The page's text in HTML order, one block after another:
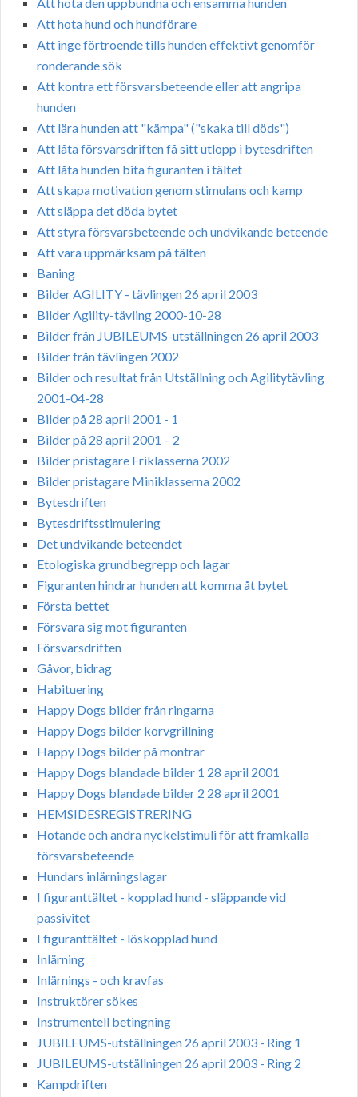
Att hota hund och hundförare
Att inge förtroende tills hunden effektivt genomför
ronderande sök
Att kontra ett försvarsbeteende eller att angripa
hunden
Att lära hunden att "kämpa" ("skaka till döds")
Att låta försvarsdriften få sitt utlopp i bytesdriften
Att låta hunden bita figuranten i tältet
Att skapa motivation genom stimulans och kamp
Att släppa det döda bytet
Att styra försvarsbeteende och undvikande beteende
Att vara uppmärksam på tälten
Baning
Bilder AGILITY - tävlingen 26 april 2003
Bilder Agility-tävling 2000-10-28
Bilder från JUBILEUMS-utställningen 26 april 2003
Bilder från tävlingen 2002
Bilder och resultat från Utställning och Agilitytävling
2001-04-28
Bilder på 28 april 2001 - 1
Bilder på 28 april 2001 – 2
Bilder pristagare Friklasserna 2002
Bilder pristagare Miniklasserna 2002
Bytesdriften
Bytesdriftsstimulering
Det undvikande beteendet
Etologiska grundbegrepp och lagar
Figuranten hindrar hunden att komma åt bytet
Första bettet
Försvara sig mot figuranten
Försvarsdriften
Gåvor, bidrag
Habituering
Happy Dogs bilder från ringarna
Happy Dogs bilder korvgrillning
Happy Dogs bilder på montrar
Happy Dogs blandade bilder 1 28 april 2001
Happy Dogs blandade bilder 2 28 april 2001
HEMSIDESREGISTRERING
Hotande och andra nyckelstimuli för att framkalla
försvarsbeteende
Hundars inlärningslagar
I figuranttältet - kopplad hund - släppande vid
passivitet
I figuranttältet - löskopplad hund
Inlärning
Inlärnings - och kravfas
Instruktörer sökes
Instrumentell betingning
JUBILEUMS-utställningen 26 april 2003 - Ring 1
JUBILEUMS-utställningen 26 april 2003 - Ring 2
Kampdriften